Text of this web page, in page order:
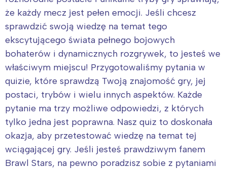
że każdy mecz jest pełen emocji. Jeśli chcesz
sprawdzić swoją wiedzę na temat tego
ekscytującego świata pełnego bojowych
bohaterów i dynamicznych rozgrywek, to jesteś we
właściwym miejscu! Przygotowaliśmy pytania w
quizie, które sprawdzą Twoją znajomość gry, jej
postaci, trybów i wielu innych aspektów. Każde
pytanie ma trzy możliwe odpowiedzi, z których
tylko jedna jest poprawna. Nasz quiz to doskonała
okazja, aby przetestować wiedzę na temat tej
wciągającej gry. Jeśli jesteś prawdziwym fanem
Brawl Stars, na pewno poradzisz sobie z pytaniami